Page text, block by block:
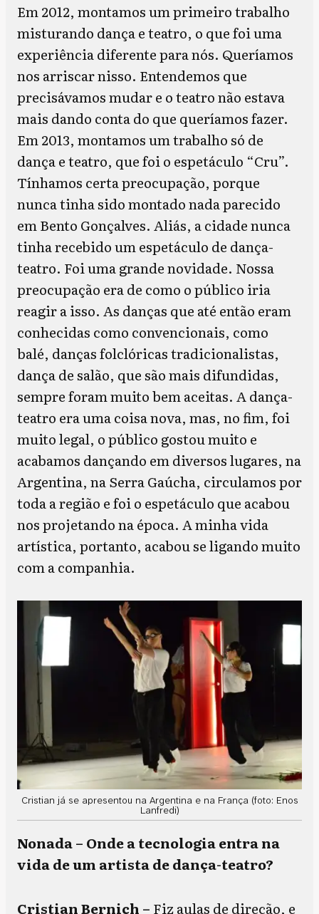
Em 2012, montamos um primeiro trabalho
misturando dança e teatro, o que foi uma
experiência diferente para nós. Queríamos
nos arriscar nisso. Entendemos que
precisávamos mudar e o teatro não estava
mais dando conta do que queríamos fazer.
Em 2013, montamos um trabalho só de
dança e teatro, que foi o espetáculo “Cru”.
Tínhamos certa preocupação, porque
nunca tinha sido montado nada parecido
em Bento Gonçalves. Aliás, a cidade nunca
tinha recebido um espetáculo de dança-
teatro. Foi uma grande novidade. Nossa
preocupação era de como o público iria
reagir a isso. As danças que até então eram
conhecidas como convencionais, como
balé, danças folclóricas tradicionalistas,
dança de salão, que são mais difundidas,
sempre foram muito bem aceitas. A dança-
teatro era uma coisa nova, mas, no fim, foi
muito legal, o público gostou muito e
acabamos dançando em diversos lugares, na
Argentina, na Serra Gaúcha, circulamos por
toda a região e foi o espetáculo que acabou
nos projetando na época. A minha vida
artística, portanto, acabou se ligando muito
com a companhia.
Cristian já se apresentou na Argentina e na França (foto: Enos
Lanfredi)
Nonada – Onde a tecnologia entra na
vida de um artista de dança-teatro?
Cristian Bernich – Fiz aulas de direção, e